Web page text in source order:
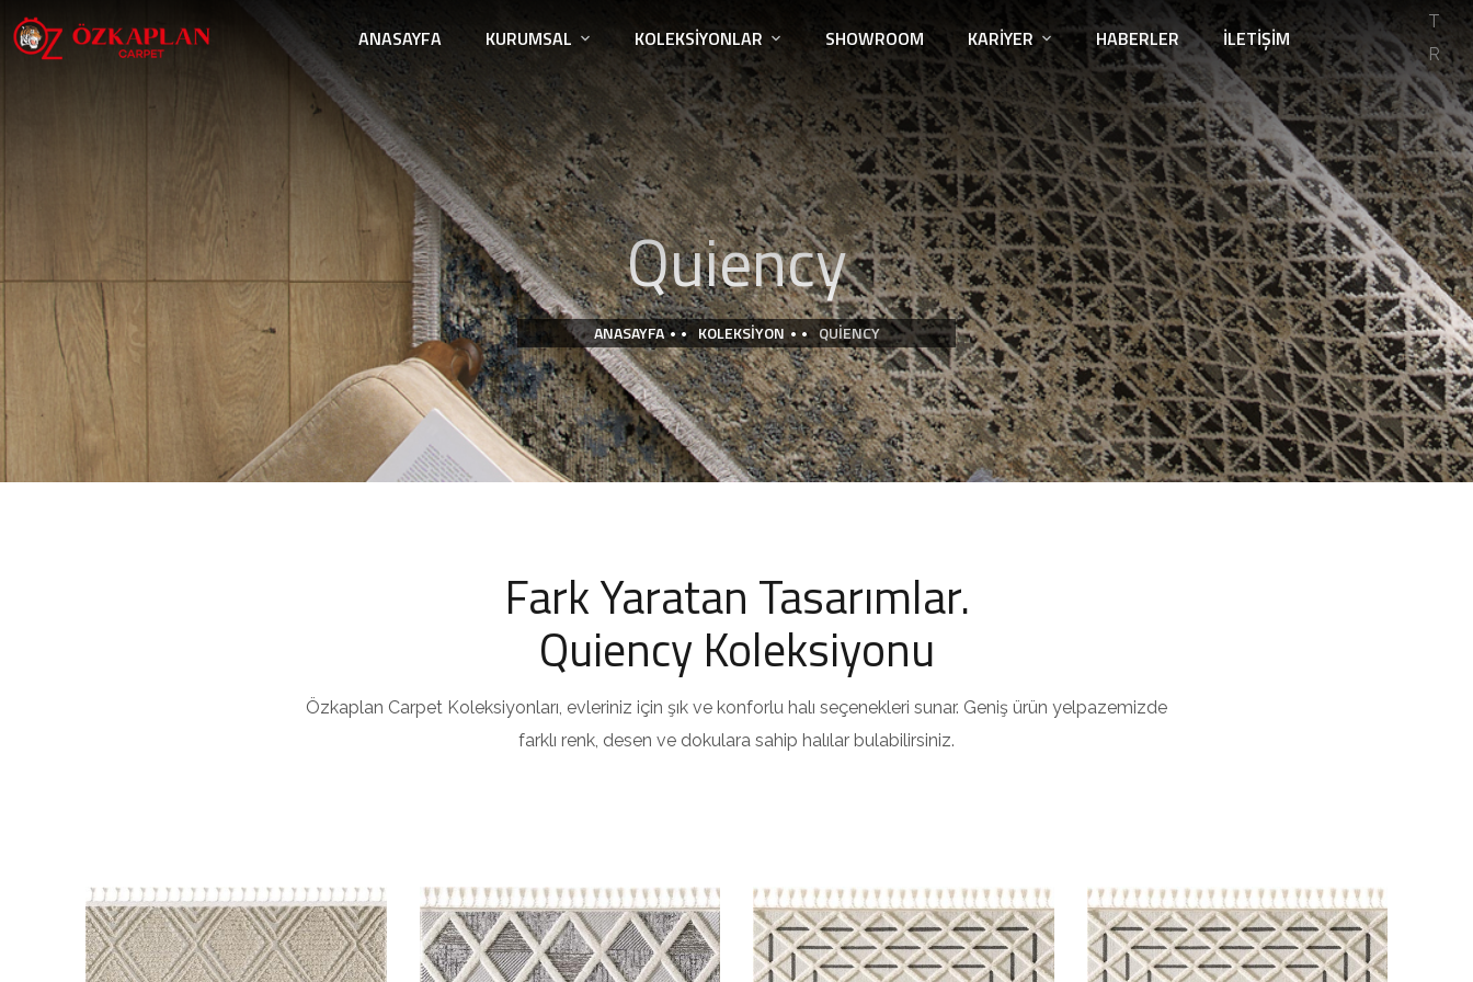
ANASAYFA KURUMSAL KOLEKSIYONLAR SHOWROOM KARIYER HABERLER İLETIŞIM
T
R
Quiency
ANASAYFA KOLEKSIYON QUIENCY
Fark Yaratan Tasarımlar.
Quiency Koleksiyonu
Özkaplan Carpet Koleksiyonları, evleriniz için şık ve konforlu halı seçenekleri sunar. Geniş ürün yelpazemizde
farklı renk, desen ve dokulara sahip halılar bulabilirsiniz.